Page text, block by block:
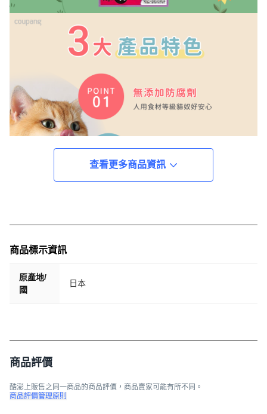
查看更多商品資訊
商品標示資訊
原產地/
國
日本
商品評價
酷澎上販售之同一商品的商品評價，商品賣家可能有所不同。
商品評價管理原則